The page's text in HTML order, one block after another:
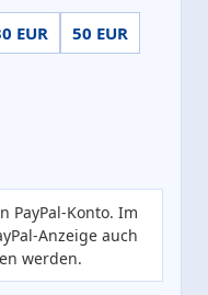
EUR
50 EUR
PayPal-Konto. Im
Anzeige auch
werden.